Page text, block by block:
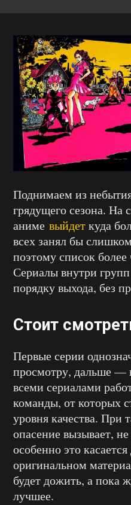
Поднимаем из
грядущего сезона. На
аниме выйдеткуда
всех занял бы
поэтому список
Сериалы внутри
порядку выхода, без
Стоит
Первые серии
просмотру, дальше —
всеми сериалами
команды, от которых
уровня качества. При
опасение вызывает,
особенно это
оригинальном
будет дожить, а пока
лучшее.